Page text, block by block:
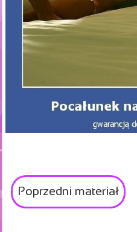
Poprzedni materiał